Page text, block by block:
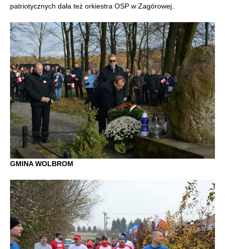
patriotycznych dała też orkiestra OSP w Zagórowej.
GMINA WOLBROM